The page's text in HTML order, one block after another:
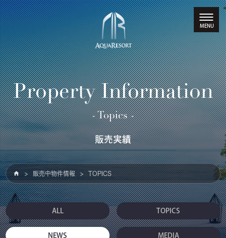
Property Information
- Topics -
販売実績
販売中物件情報 TOPICS
ALL TOPICS
NEWS MEDIA